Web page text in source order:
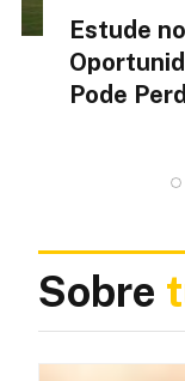
Estude
Pode
Sobre